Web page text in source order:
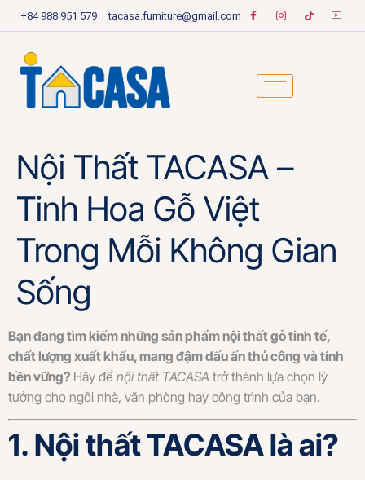
+84 988 951 579 tacasa.furniture@gmail.com
Nội Thất TACASA –
Tinh Hoa Gỗ Việt
Trong Mỗi Không Gian
Sống
Bạn đang tìm kiếm những sản phẩm nội thất gỗ tinh tế,
chất lượng xuất khẩu, mang đậm dấu ấn thủ công và tính
bền vững? Hãy để nội thất TACASA trở thành lựa chọn lý
tưởng cho ngôi nhà, văn phòng hay công trình của bạn.
1. Nội thất TACASA là ai?